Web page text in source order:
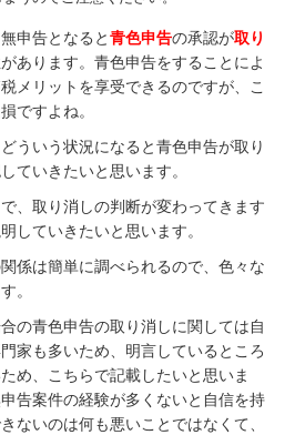
申告となると青色申告の承認が取り
あります。青色申告をすることによ
メリットを享受できるのですが、こ
ですよね。
ういう状況になると青色申告が取り
ていきたいと思います。
、取り消しの判断が変わってきます
していきたいと思います。
係は簡単に調べられるので、色々な
。
の青色申告の取り消しに関しては自
家も多いため、明言しているところ
め、こちらで記載したいと思いま
告案件の経験が多くないと自信を持
ないのは何も悪いことではなくて、